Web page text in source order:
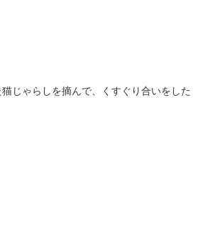
じゃらしを摘んで、くすぐり合いをした